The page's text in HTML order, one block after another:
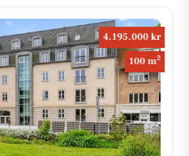
4.195.000 kr
100 m2